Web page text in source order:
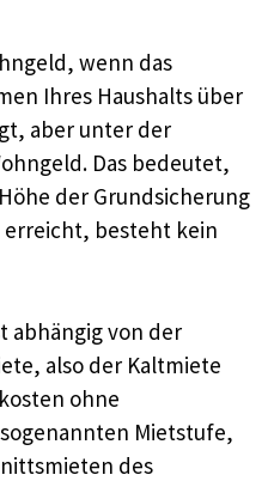
wenn das
Ihres Haushalts über
aber unter der
Das bedeutet,
der Grundsicherung
erreicht, besteht kein
abhängig von der
also der Kaltmiete
ohne
Mietstufe,
des